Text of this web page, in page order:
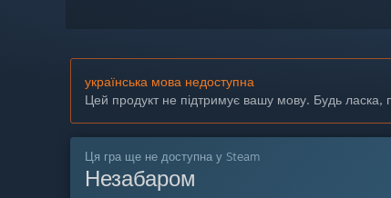
українська мова недоступна
Цей продукт не підтримує вашу мову. Будь ласка,
Ця гра ще не доступна у Steam
Незабаром